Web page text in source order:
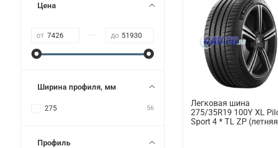
Легковая шина
275/35R19 100Y XL
Sport 4 * TL ZP
Цена
от до
Ширина профиля, мм
275 56
Профиль